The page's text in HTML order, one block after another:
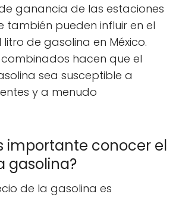
ganancia de las estaciones
también pueden influir en el
de gasolina en México.
hacen que el
sea susceptible a
y a menudo
importante conocer el
gasolina?
de la gasolina es